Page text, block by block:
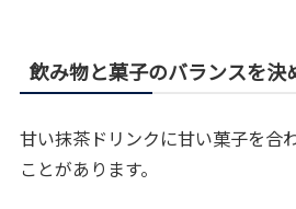
飲み物と菓子のバランスを決
甘い抹茶ドリンクに甘い菓子を合
ことがあります。